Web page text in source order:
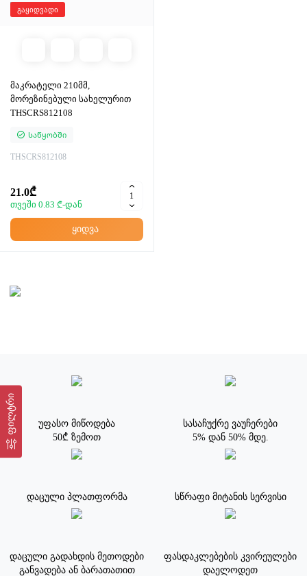
ფილტრი
გაყიდვადი
მაკრატელი 210მმ,
მორეზინებული სახელურით
THSCRS812108
Საწყობში
THSCRS812108
21.0₾
თვეში 0.83 ₾-დან
ყიდვა
უფასო მიწოდება
50₾ ზემოთ
სასაჩუქრე ვაუჩერები
5% დან 50% მდე.
დაცული პლათფორმა სწრაფი მიტანის სერვისი
დაცული გადახდის მეთოდები
განვადება ან ბარათათით
ფასდაკლებების კვირეულები
დაელოდეთ